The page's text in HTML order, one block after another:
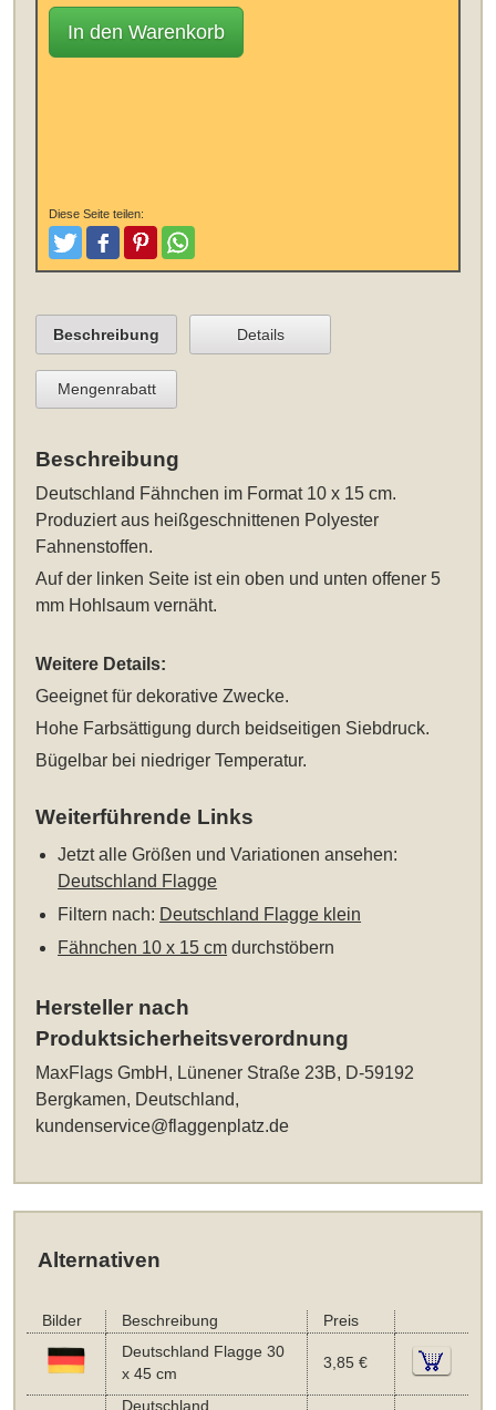
In den Warenkorb
Diese Seite teilen:
TweetenPostenPinterestTeilen
Beschreibung Details
Mengenrabatt
Beschreibung
Deutschland Fähnchen im Format 10 x 15 cm.
Produziert aus heißgeschnittenen Polyester
Fahnenstoffen.
Auf der linken Seite ist ein oben und unten offener 5
mm Hohlsaum vernäht.
Weitere Details:
Geeignet für dekorative Zwecke.
Hohe Farbsättigung durch beidseitigen Siebdruck.
Bügelbar bei niedriger Temperatur.
Weiterführende Links
Jetzt alle Größen und Variationen ansehen:
Deutschland Flagge
Filtern nach: Deutschland Flagge klein
Fähnchen 10 x 15 cm durchstöbern
Hersteller nach
Produktsicherheitsverordnung
MaxFlags GmbH, Lünener Straße 23B, D-59192
Bergkamen, Deutschland,
kundenservice@flaggenplatz.de
Alternativen
Bilder Beschreibung
Preis
Deutschland Flagge 30
x 45 cm
3,85 €
Deutschland